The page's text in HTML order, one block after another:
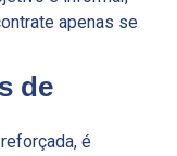
apenas se
de
é